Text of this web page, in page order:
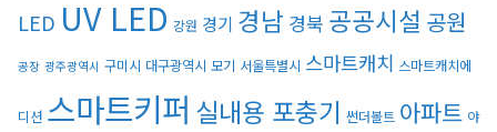
LED UV LED 강원 경기 경남 경북 공공시설 공원
공장 광주광역시 구미시 대구광역시 모기 서울특별시 스마트캐치 스마트캐치에
디션 스마트키퍼 실내용 포충기 썬더볼트 아파트 야